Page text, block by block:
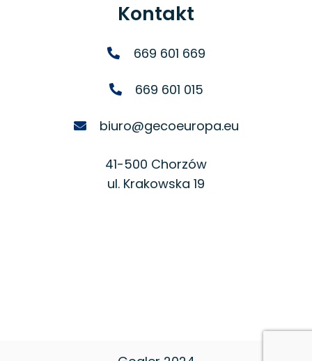
Kontakt
669 601 669
669 601 015
biuro@gecoeuropa.eu
41-500 Chorzów
ul. Krakowska 19